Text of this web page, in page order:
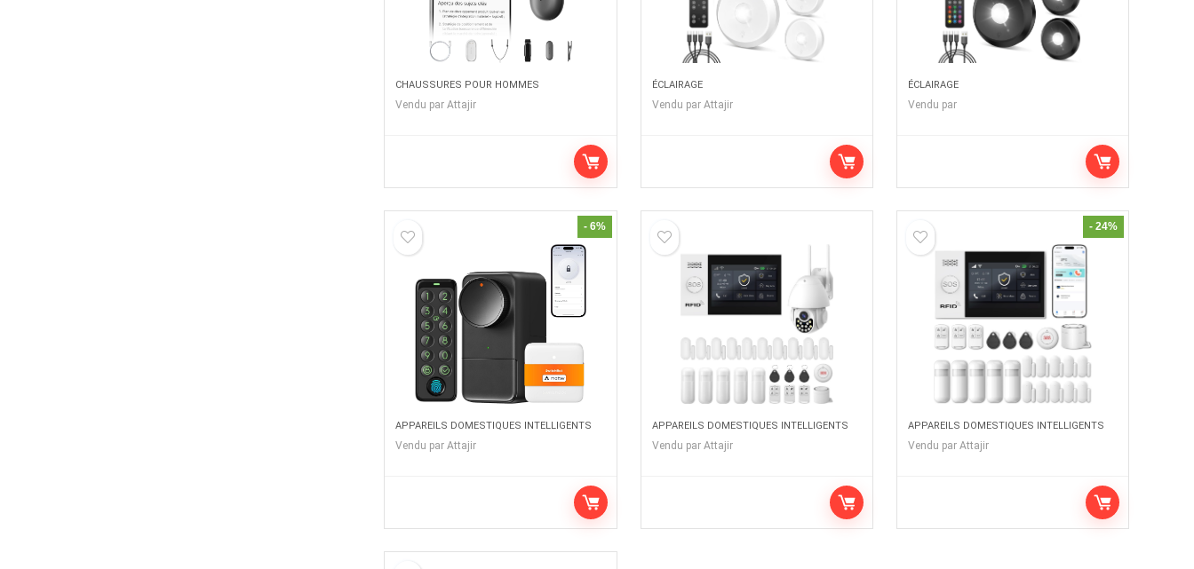
CHAUSSURES POUR HOMMES
Vendu par Attajir
ÉCLAIRAGE
Vendu parAttajir
ÉCLAIRAGE
Vendu par
- 6%
APPAREILS DOMESTIQUES INTELLIGENTS
Vendu par Attajir
APPAREILS DOMESTIQUES INTELLIGENTS
Vendu parAttajir
- 24%
APPAREILS DOMESTIQUES INTELLIGENTS
Vendu par Attajir